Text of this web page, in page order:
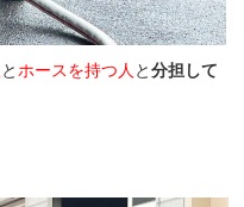
とホースを持つ人 と分担して